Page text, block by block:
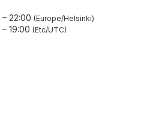
– 22:00 Europe/Helsinki
– 19:00 Etc/UTC